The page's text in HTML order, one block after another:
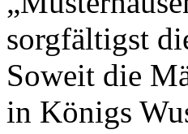
sorgfältigst
Soweit die
in Königs